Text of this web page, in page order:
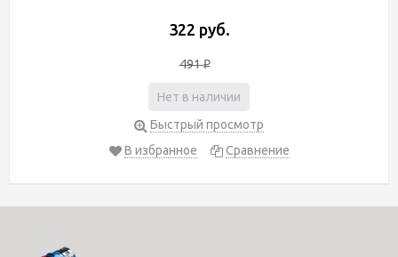
322 руб.
491₽
Нет в наличии
Быстрый просмотр
В избранное
Сравнение